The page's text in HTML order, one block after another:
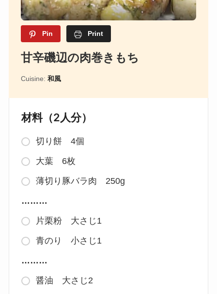
Pin Print
甘辛磯辺の肉巻きもち
Cuisine: 和風
材料（2人分）
切り餅 4個
大葉 6枚
薄切り豚バラ肉 250g
………
片栗粉 大さじ1
青のり 小さじ1
………
醤油 大さじ2